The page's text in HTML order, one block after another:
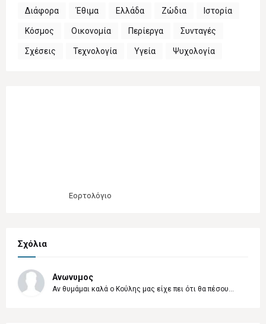
Διάφορα Έθιμα Ελλάδα Ζώδια Ιστορία
Κόσμος Οικονομία Περίεργα Συνταγές
Σχέσεις Τεχνολογία Υγεία Ψυχολογία
Εορτολόγιο
Σχόλια
Ανωνυμος
Αν θυμάμαι καλά ο Κούλης μας είχε πει ότι θα πέσου...